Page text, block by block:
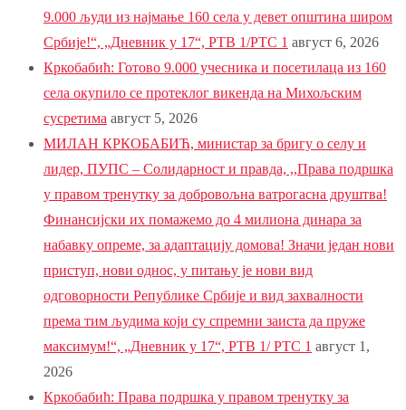
9.000 људи из најмање 160 села у девет општина широм
Србије!“, „Дневник у 17“, РТВ 1/РТС 1 август 6, 2026
Кркобабић: Готово 9.000 учесника и посетилаца из 160
села окупило се протеклог викенда на Михољским
сусретима август 5, 2026
МИЛАН КРКОБАБИЋ, министар за бригу о селу и
лидер, ПУПС – Солидарност и правда, ,,Права подршка
у правом тренутку за добровољна ватрогасна друштва!
Финансијски их помажемо до 4 милиона динара за
набавку опреме, за адаптацију домова! Значи један нови
приступ, нови однос, у питању је нови вид
одговорности Републике Србије и вид захвалности
према тим људима који су спремни заиста да пруже
максимум!“, „Дневник у 17“, РТВ 1/ РТС 1 август 1,
2026
Кркобабић: Права подршка у правом тренутку за